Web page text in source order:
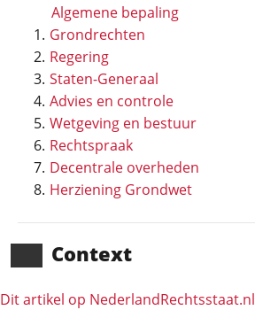
Algemene bepaling
Grondrechten
Regering
Staten-Generaal
Advies en controle
Wetgeving en bestuur
Rechtspraak
Decentrale overheden
Herziening Grondwet
Context
Dit artikel op NederlandRechts­staat.nl